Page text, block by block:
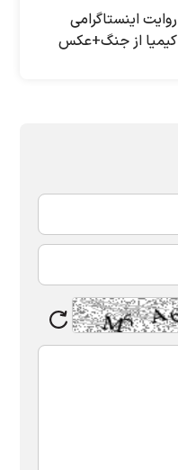
روایت اینستاگرامی
کیمیا از جنگ+عکس